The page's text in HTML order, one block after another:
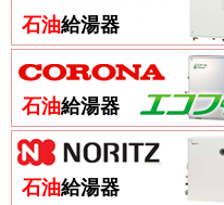
石油給湯器
石油給湯器
石油給湯器